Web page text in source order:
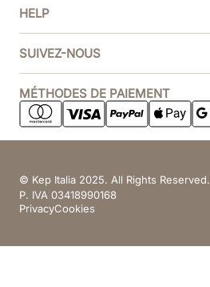
HELP
SUIVEZ-NOUS
MÉTHODES DE PAIEMENT
© Kep Italia 2025. All Rights Reserved.
P. IVA 03418990168
PrivacyCookies